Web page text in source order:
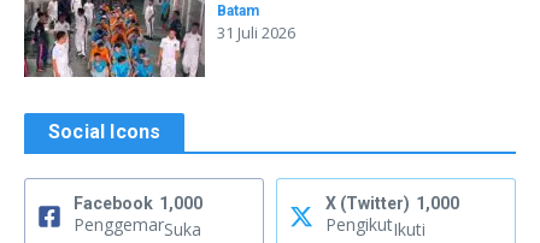
Batam
31 Juli 2026
Social Icons
Facebook 1,000
PenggemarSuka
X (Twitter) 1,000
PengikutIkuti